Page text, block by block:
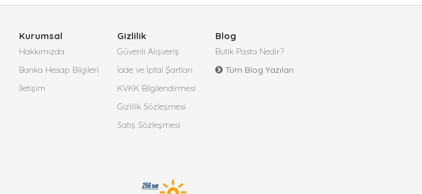
Kurumsal
Hakkımızda
Banka Hesap Bilgileri
İletişim
Gizlilik
Güvenli Alışveriş
İade ve İptal Şartları
KVKK Bilgilendirmesi
Gizlilik Sözleşmesi
Satış Sözleşmesi
Blog
Butik Pasta Nedir?
Tüm Blog Yazıları